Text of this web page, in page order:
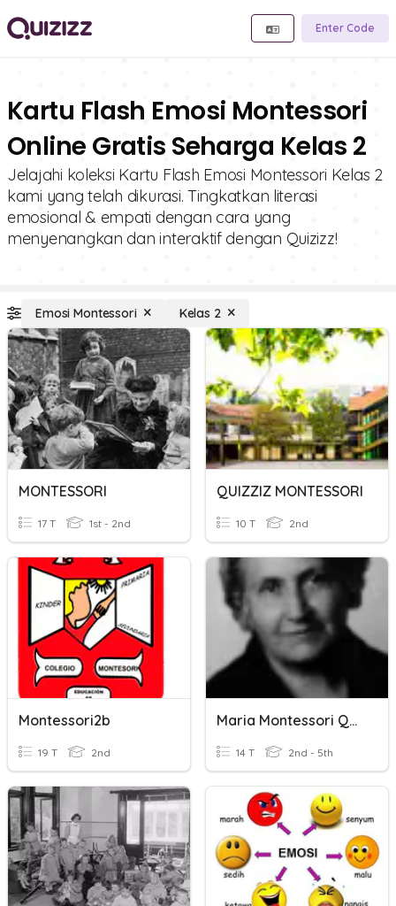
Enter Code
Kartu Flash Emosi Montessori
Online Gratis Seharga Kelas 2
Jelajahi koleksi Kartu Flash Emosi Montessori Kelas 2
kami yang telah dikurasi. Tingkatkan literasi
emosional & empati dengan cara yang
menyenangkan dan interaktif dengan Quizizz!
Emosi Montessori Kelas 2
MONTESSORI
17 T 1st - 2nd
QUIZZIZ MONTESSORI
10 T 2nd
Montessori2b
19 T 2nd
Maria Montessori Quiz
14 T 2nd - 5th